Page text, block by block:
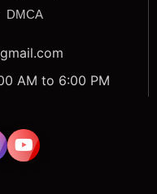
DMCA
AM to 6:00 PM